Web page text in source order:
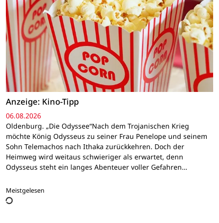
Anzeige: Kino-Tipp
06.08.2026
Oldenburg. „Die Odyssee“Nach dem Trojanischen Krieg
möchte König Odysseus zu seiner Frau Penelope und seinem
Sohn Telemachos nach Ithaka zurückkehren. Doch der
Heimweg wird weitaus schwieriger als erwartet, denn
Odysseus steht ein langes Abenteuer voller Gefahren…
Meistgelesen